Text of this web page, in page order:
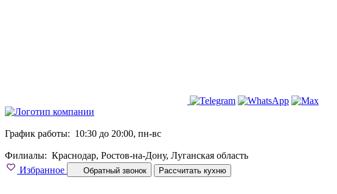
График работы: 10:30 до 20:00, пн-вс
Филиалы: Краснодар, Ростов-на-Дону, Луганская область
Избранное
Обратный звонок Рассчитать кухню